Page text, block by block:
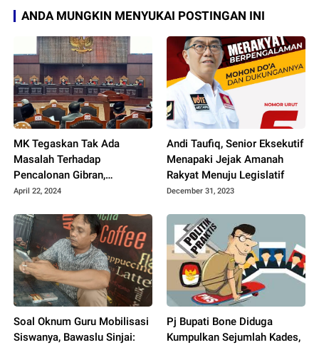
ANDA MUNGKIN MENYUKAI POSTINGAN INI
MK Tegaskan Tak Ada
Masalah Terhadap
Pencalonan Gibran,
Nepotisme Jokowi Tidak
April 22, 2024
Andi Taufiq, Senior Eksekutif
Menapaki Jejak Amanah
Rakyat Menuju Legislatif
December 31, 2023
Soal Oknum Guru Mobilisasi
Siswanya, Bawaslu Sinjai:
Pj Bupati Bone Diduga
Kumpulkan Sejumlah Kades,